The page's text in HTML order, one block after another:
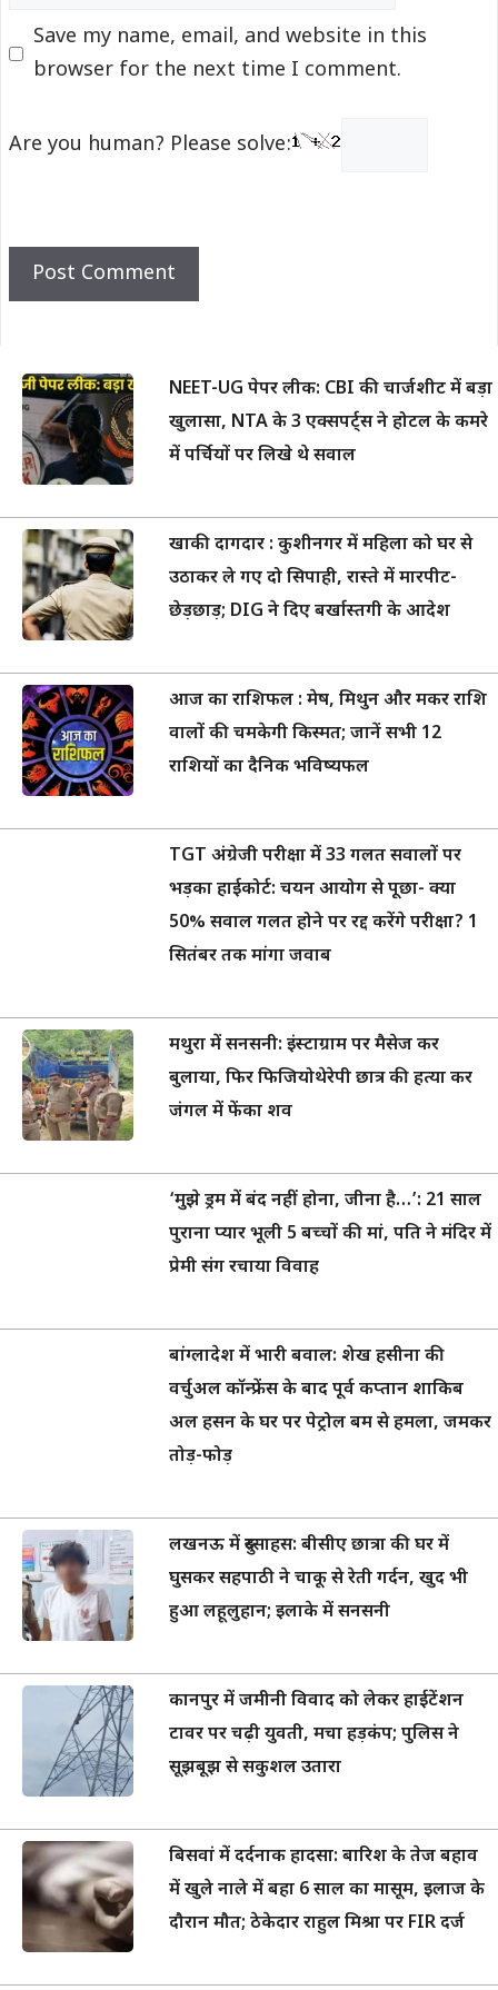
Save my name, email, and website in this
browser for the next time I comment.
Are you human? Please solve:
NEET-UG पेपर लीक: CBI की चार्जशीट में बड़ा
खुलासा, NTA के 3 एक्सपर्ट्स ने होटल के कमरे
में पर्चियों पर लिखे थे सवाल
खाकी दागदार : कुशीनगर में महिला को घर से
उठाकर ले गए दो सिपाही, रास्ते में मारपीट-
छेड़छाड़; DIG ने दिए बर्खास्तगी के आदेश
आज का राशिफल : मेष, मिथुन और मकर राशि
वालों की चमकेगी किस्मत; जानें सभी 12
राशियों का दैनिक भविष्यफल
TGT अंग्रेजी परीक्षा में 33 गलत सवालों पर
भड़का हाईकोर्ट: चयन आयोग से पूछा- क्या
50% सवाल गलत होने पर रद्द करेंगे परीक्षा? 1
सितंबर तक मांगा जवाब
मथुरा में सनसनी: इंस्टाग्राम पर मैसेज कर
बुलाया, फिर फिजियोथेरेपी छात्र की हत्या कर
जंगल में फेंका शव
‘मुझे ड्रम में बंद नहीं होना, जीना है…’: 21 साल
पुराना प्यार भूली 5 बच्चों की मां, पति ने मंदिर में
प्रेमी संग रचाया विवाह
बांग्लादेश में भारी बवाल: शेख हसीना की
वर्चुअल कॉन्फ्रेंस के बाद पूर्व कप्तान शाकिब
अल हसन के घर पर पेट्रोल बम से हमला, जमकर
तोड़-फोड़
लखनऊ में दुस्साहस: बीसीए छात्रा की घर में
घुसकर सहपाठी ने चाकू से रेती गर्दन, खुद भी
हुआ लहूलुहान; इलाके में सनसनी
कानपुर में जमीनी विवाद को लेकर हाईटेंशन
टावर पर चढ़ी युवती, मचा हड़कंप; पुलिस ने
सूझबूझ से सकुशल उतारा
बिसवां में दर्दनाक हादसा: बारिश के तेज बहाव
में खुले नाले में बहा 6 साल का मासूम, इलाज के
दौरान मौत; ठेकेदार राहुल मिश्रा पर FIR दर्ज